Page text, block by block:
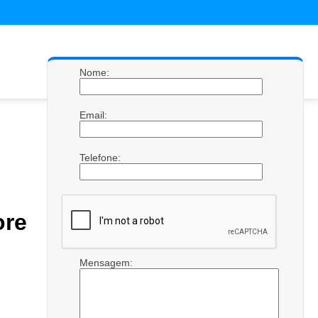
Nome:
Email:
Telefone:
Mensagem: